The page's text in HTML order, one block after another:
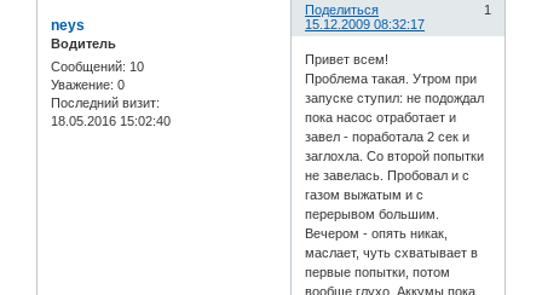
Поделиться
1
15.12.2009 08:32:17
neys
Водитель
Сообщений: 10
Уважение: 0
Последний визит:
18.05.2016 15:02:40
Привет всем!
Проблема такая. Утром при
запуске ступил: не подождал
пока насос отработает и
завел - поработала 2 сек и
заглохла. Со второй попытки
не завелась. Пробовал и с
газом выжатым и с
перерывом большим.
Вечером - опять никак,
маслает, чуть схватывает в
первые попытки, потом
вообще глухо. Аккумы пока